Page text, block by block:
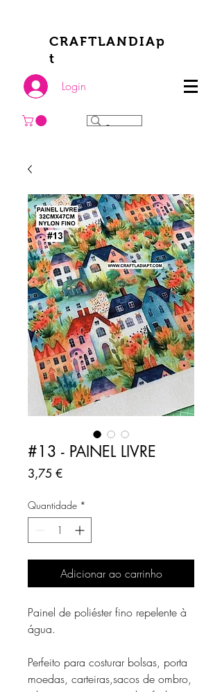
CRAFTLANDIAp
t
Login
#13 - PAINEL LIVRE
3,75 €Preço
Quantidade *
Adicionar ao carrinho
Painel de poliéster fino repelente à
água.
Perfeito para costurar bolsas, porta
moedas, carteiras,sacos de ombro,